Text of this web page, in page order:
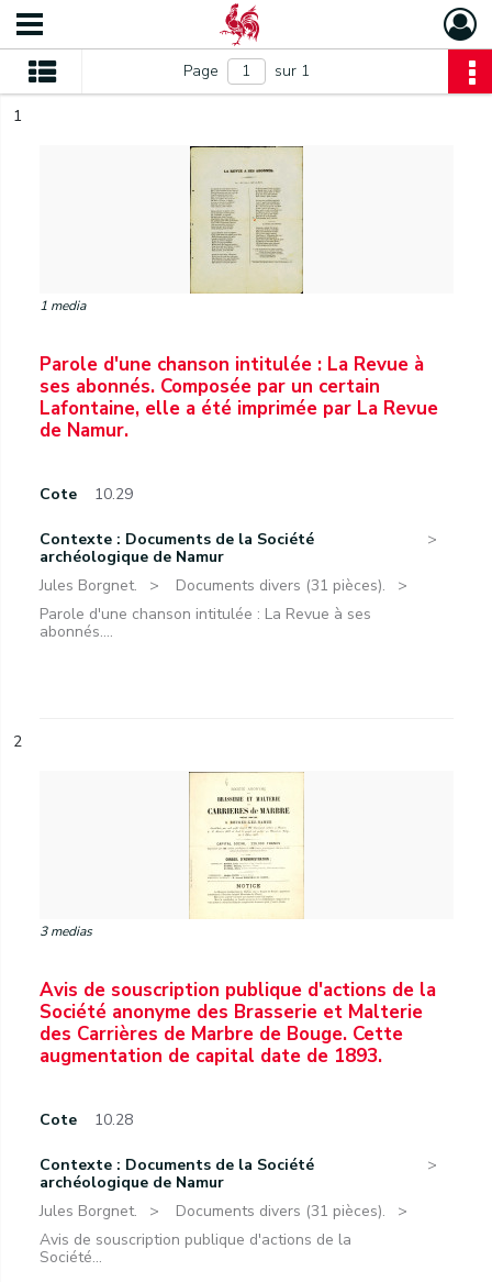
Page sur 1
1
1 media
Parole d'une chanson intitulée : La Revue à
ses abonnés. Composée par un certain
Lafontaine, elle a été imprimée par La Revue
de Namur.
Cote 10.29
Contexte : Documents de la Société
archéologique de Namur
Jules Borgnet.
Documents divers (31 pièces).
Parole d'une chanson intitulée : La Revue à ses
abonnés....
2
3 medias
Avis de souscription publique d'actions de la
Société anonyme des Brasserie et Malterie
des Carrières de Marbre de Bouge. Cette
augmentation de capital date de 1893.
Cote 10.28
Contexte : Documents de la Société
archéologique de Namur
Jules Borgnet.
Documents divers (31 pièces).
Avis de souscription publique d'actions de la
Société...